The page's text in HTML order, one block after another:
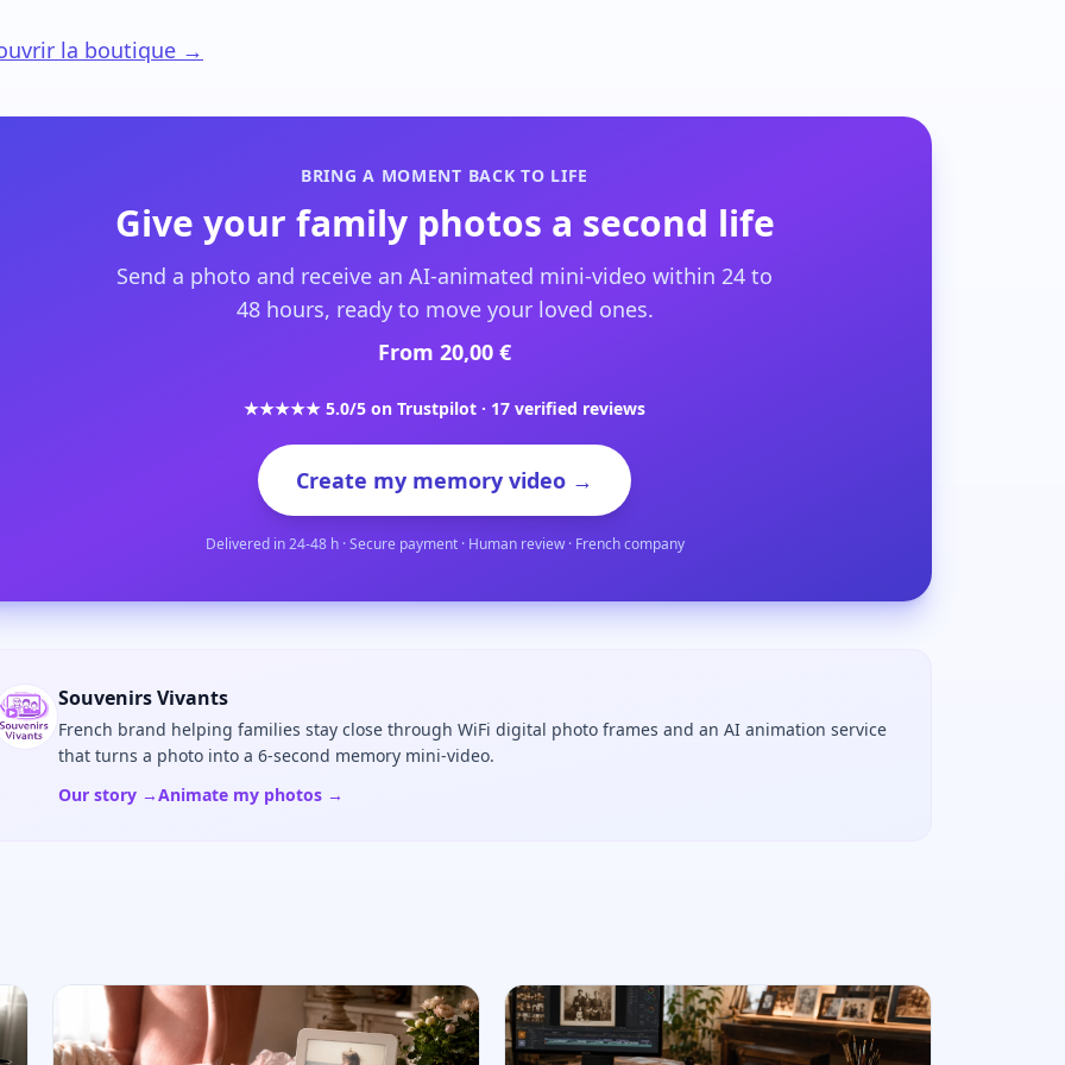
la boutique →
BRING A MOMENT BACK TO LIFE
Give your family photos a second life
Send a photo and receive an AI-animated mini-video within 24 to
48 hours, ready to move your loved ones.
From 20,00 €
★★★★★ 5.0/5 on Trustpilot · 17 verified reviews
Create my memory video →
Delivered in 24-48 h · Secure payment · Human review · French company
Souvenirs Vivants
French brand helping families stay close through WiFi digital photo frames and an AI animation service
that turns a photo into a 6-second memory mini-video.
Our story →Animate my photos →